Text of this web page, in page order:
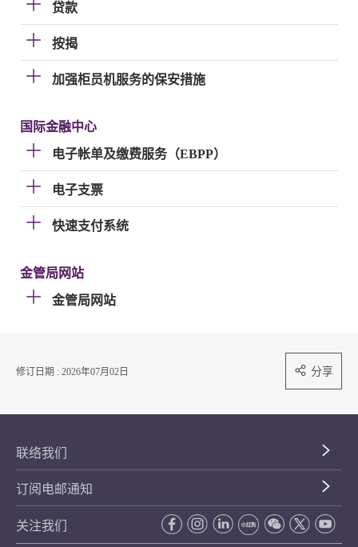
贷款
按揭
加强柜员机服务的保安措施
国际金融中心
电子帐单及缴费服务（EBPP）
电子支票
快速支付系统
金管局网站
金管局网站
修订日期 : 2026年07月02日 分享
联络我们
订阅电邮通知
关注我们